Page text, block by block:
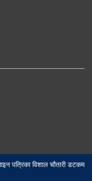
पत्रिका विशाल चौतारी डटकम